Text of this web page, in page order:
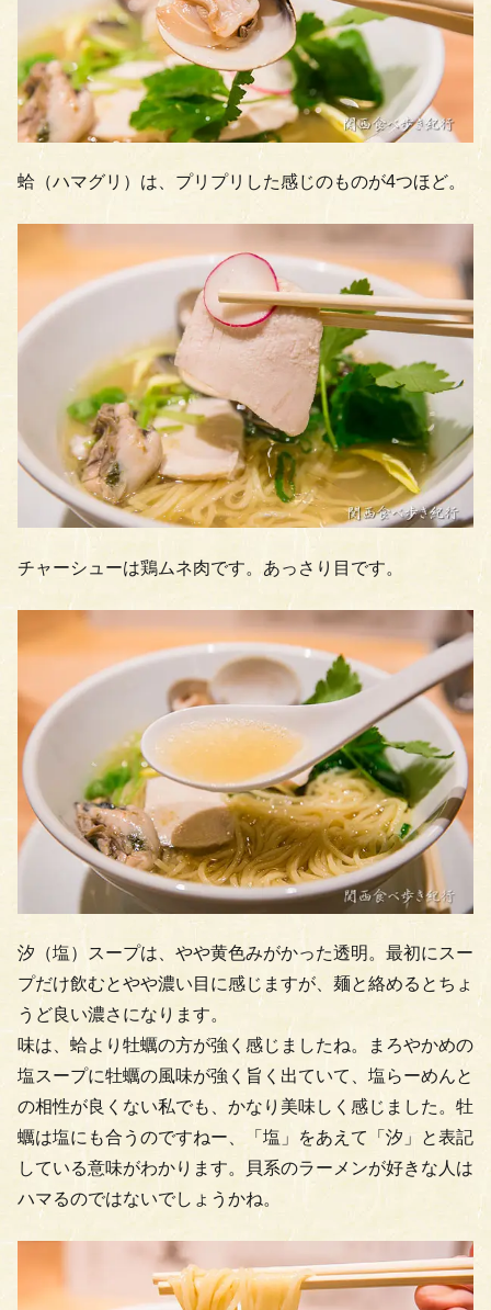
蛤（ハマグリ）は、プリプリした感じのものが4つほど。
チャーシューは鶏ムネ肉です。あっさり目です。
汐（塩）スープは、やや黄色みがかった透明。最初にスー
プだけ飲むとやや濃い目に感じますが、麺と絡めるとちょ
うど良い濃さになります。
味は、蛤より牡蠣の方が強く感じましたね。まろやかめの
塩スープに牡蠣の風味が強く旨く出ていて、塩らーめんと
の相性が良くない私でも、かなり美味しく感じました。牡
蠣は塩にも合うのですねー、「塩」をあえて「汐」と表記
している意味がわかります。貝系のラーメンが好きな人は
ハマるのではないでしょうかね。